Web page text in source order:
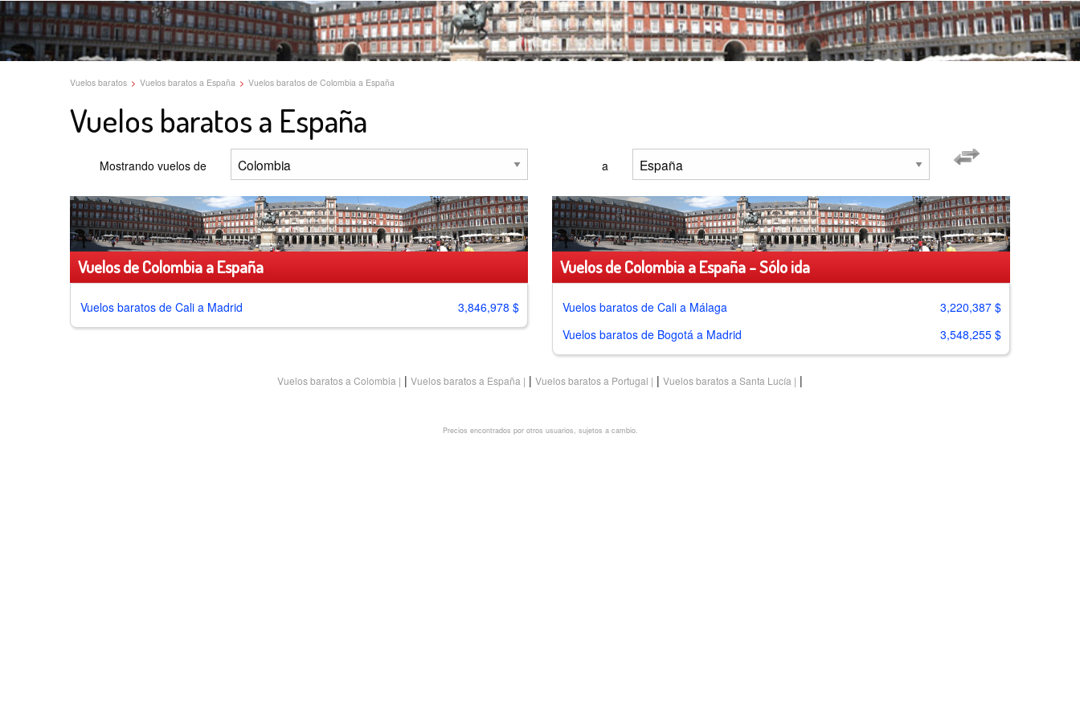
Vuelos baratos > Vuelos baratos a España > Vuelos baratos de Colombia a España
Vuelos baratos a España
Mostrando vuelos de a
Vuelos de Colombia a España
Vuelos baratos de Cali a Madrid 3,846,978 $
Vuelos de Colombia a España - Sólo ida
Vuelos baratos de Cali a Málaga
3,220,387 $
Vuelos baratos de Bogotá a Madrid 3,548,255 $
Vuelos baratos a Colombia | Vuelos baratos a España | Vuelos baratos a Portugal | Vuelos baratos a Santa Lucía |
Precios encontrados por otros usuarios, sujetos a cambio.